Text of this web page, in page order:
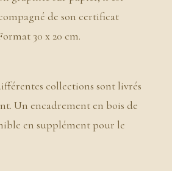
de son certificat
30 x 20 cm.
collections sont livrés
Un encadrement en bois de
en supplément pour le